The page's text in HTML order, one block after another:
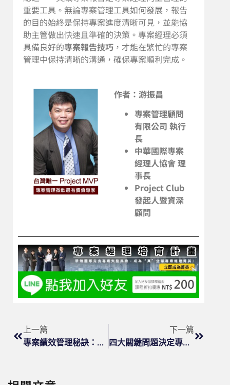
重要工具。無論專案管理工具如何發展，報告
的目的始終是保持專案進度清晰可見，並能協
助主管做出快速且準確的決策。專案經理必須
具備良好的專案報告技巧 ，才能在繁忙的專案
管理中保持清晰的溝通，確保專案順利完成。
作者：游振昌
專案管理顧問
有限公司 執行
長
中華國際專案
經理人協會 理
事長
Project Club
發起人暨資深
顧問
上一篇
專案績效管理秘訣：提升專案成功率
下一篇
四大關鍵問題決定專案優先順序